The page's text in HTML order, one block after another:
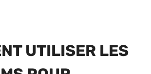
UTILISER LES